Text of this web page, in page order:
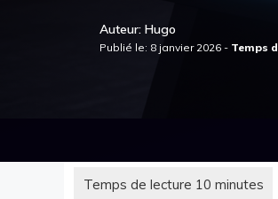
Auteur: Hugo
Publié le: 8 janvier 2026 -